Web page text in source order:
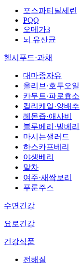
포스파티딜세린
PQQ
오메가3
뇌 유산균
헬시푸드·과채
대마종자유
올리브·호두오일
카무트·파로효소
컬리케일·양배추
레몬즙·애사비
블루베리·빌베리
마시는샐러드
하스카프베리
야생베리
말차
여주·새싹보리
푸룬주스
수면건강
요로건강
건강식품
전해질